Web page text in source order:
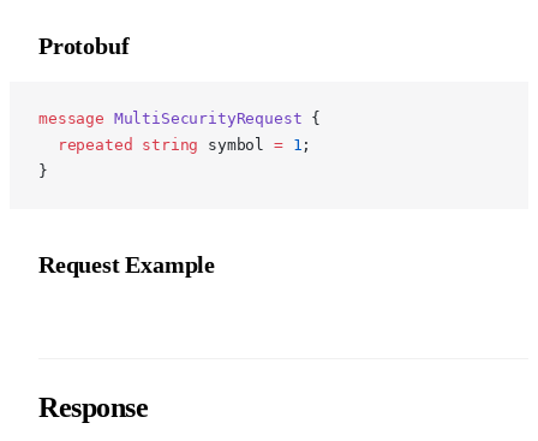
Protobuf
message MultiSecurityRequest {
  repeated
string symbol = 1 ;
}
Request Example
Response